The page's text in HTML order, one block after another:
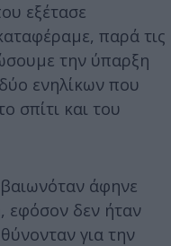
εξέτασε
παρά τις
την ύπαρξη
ενηλίκων που
σπίτι και του
άφηνε
εφόσον δεν ήταν
για την